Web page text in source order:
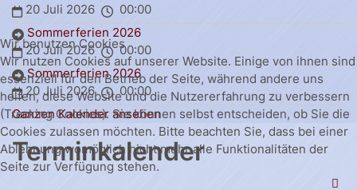
20 Juli 2026
00:00
Sommerferien 2026
20 Juli 2026
00:00
Sommerferien 2026
20 Juli 2026
00:00
Ganzen Kalender ansehen
Terminkalender
Wir benutzen Cookies
Wir nutzen Cookies auf unserer Website. Einige von ihnen sind
essenziell für den Betrieb der Seite, während andere uns
helfen, diese Website und die Nutzererfahrung zu verbessern
(Tracking Cookies). Sie können selbst entscheiden, ob Sie die
Cookies zulassen möchten. Bitte beachten Sie, dass bei einer
Ablehnung womöglich nicht mehr alle Funktionalitäten der
Seite zur Verfügung stehen.